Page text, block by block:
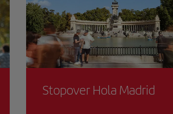
Stopover Hola Madrid